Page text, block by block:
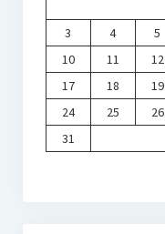
3
4 5
10
11 12
17
18 19
24
25 26
31